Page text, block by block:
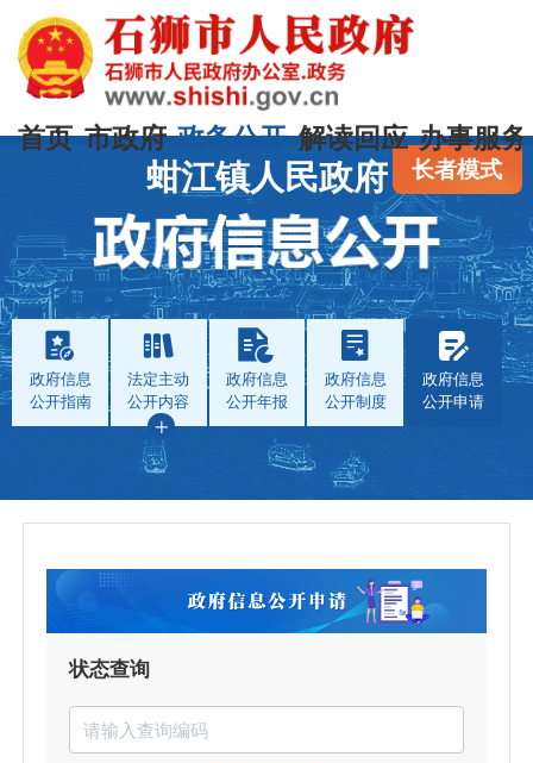
首页 市政府 政务公开 解读回应 办事服务
长者模式
蚶江镇人民政府
政府信息
公开指南
法定主动
公开内容
政府信息
公开年报
政府信息
公开制度
政府信息
公开申请
状态查询